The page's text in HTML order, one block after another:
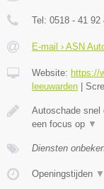
Tel: 0518 - 41 92
E-mail › ASN
Website: https://
leeuwarden |
Autoschade snel
een focus op ▼
Diensten
Openingstijden ▼